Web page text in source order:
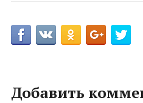
Добавить